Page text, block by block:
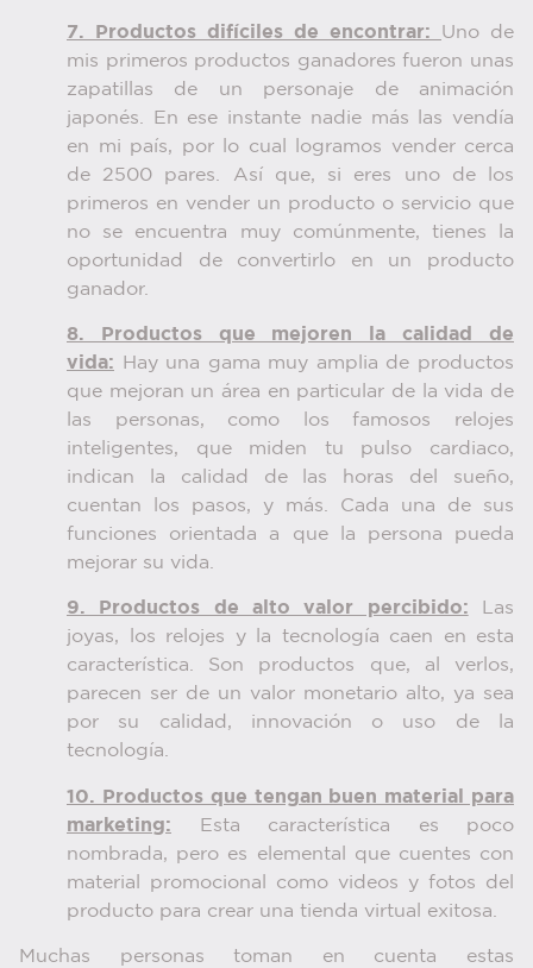
7. Productos difíciles de encontrar: Uno de
mis primeros productos ganadores fueron unas
zapatillas de un personaje de animación
japonés. En ese instante nadie más las vendía
en mi país, por lo cual logramos vender cerca
de 2500 pares. Así que, si eres uno de los
primeros en vender un producto o servicio que
no se encuentra muy comúnmente, tienes la
oportunidad de convertirlo en un producto
ganador.
8. Productos que mejoren la calidad de
vida: Hay una gama muy amplia de productos
que mejoran un área en particular de la vida de
las personas, como los famosos relojes
inteligentes, que miden tu pulso cardiaco,
indican la calidad de las horas del sueño,
cuentan los pasos, y más. Cada una de sus
funciones orientada a que la persona pueda
mejorar su vida.
9. Productos de alto valor percibido: Las
joyas, los relojes y la tecnología caen en esta
característica. Son productos que, al verlos,
parecen ser de un valor monetario alto, ya sea
por su calidad, innovación o uso de la
tecnología.
10. Productos que tengan buen material para
marketing: Esta característica es poco
nombrada, pero es elemental que cuentes con
material promocional como videos y fotos del
producto para crear una tienda virtual exitosa.
Muchas personas toman en cuenta estas